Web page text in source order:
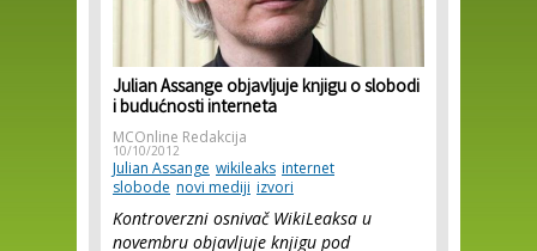
Julian Assange objavljuje knjigu o slobodi
i budućnosti interneta
MCOnline Redakcija
10/10/2012
Julian Assange wikileaks internet
slobode novi mediji izvori
Kontroverzni osnivač WikiLeaksa u
novembru objavljuje knjigu pod